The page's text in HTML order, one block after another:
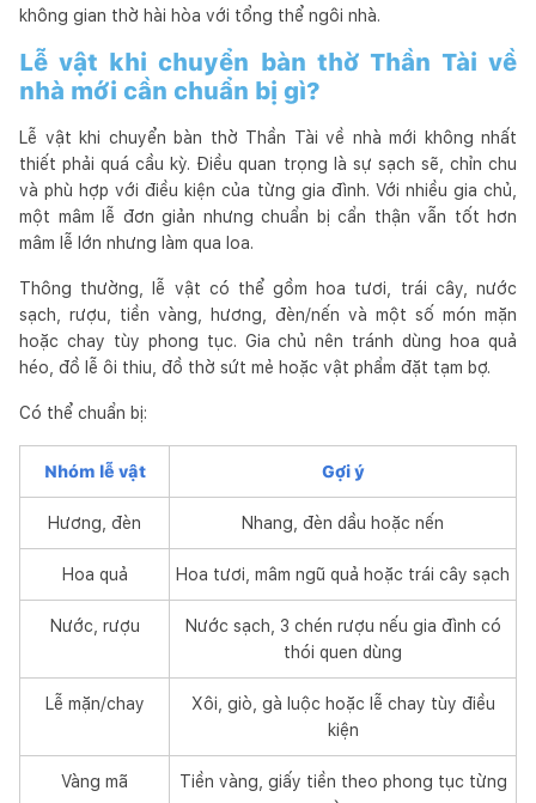
không gian thờ hài hòa với tổng thể ngôi nhà.
Lễ vật khi chuyển bàn thờ Thần Tài về
nhà mới cần chuẩn bị gì?
Lễ vật khi chuyển bàn thờ Thần Tài về nhà mới không nhất
thiết phải quá cầu kỳ. Điều quan trọng là sự sạch sẽ, chỉn chu
và phù hợp với điều kiện của từng gia đình. Với nhiều gia chủ,
một mâm lễ đơn giản nhưng chuẩn bị cẩn thận vẫn tốt hơn
mâm lễ lớn nhưng làm qua loa.
Thông thường, lễ vật có thể gồm hoa tươi, trái cây, nước
sạch, rượu, tiền vàng, hương, đèn/nến và một số món mặn
hoặc chay tùy phong tục. Gia chủ nên tránh dùng hoa quả
héo, đồ lễ ôi thiu, đồ thờ sứt mẻ hoặc vật phẩm đặt tạm bợ.
Có thể chuẩn bị:
Nhóm lễ vật Gợi ý
Hương, đèn Nhang, đèn dầu hoặc nến
Hoa quả Hoa tươi, mâm ngũ quả hoặc trái cây sạch
Nước, rượu
Nước sạch, 3 chén rượu nếu gia đình có
thói quen dùng
Lễ mặn/chay
Xôi, giò, gà luộc hoặc lễ chay tùy điều
kiện
Vàng mã
Tiền vàng, giấy tiền theo phong tục từng